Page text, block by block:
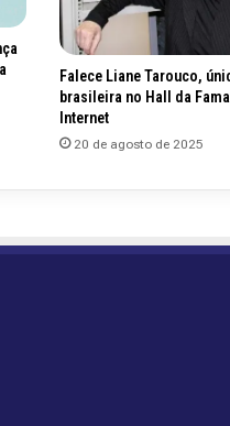
Falece Liane Tarouco,
brasileira no Hall da
Internet
20 de agosto de 2025